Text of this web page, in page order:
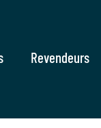
Revendeurs